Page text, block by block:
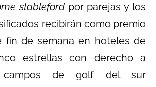
stablefordpor parejas y los
recibirán como premio
fin de semana en hoteles de
estrellas con derecho a
de golf del sur